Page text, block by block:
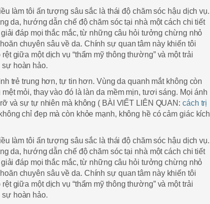
làm tôi ấn tượng sâu sắc là thái độ chăm sóc hậu dịch vụ.
da, hướng dẫn chế độ chăm sóc tại nhà một cách chi tiết
đáp mọi thắc mắc, từ những câu hỏi tưởng chừng nhỏ
chuyên sâu về da. Chính sự quan tâm này khiến tôi
giữa một dịch vụ “thẩm mỹ thông thường” và một trải
sự hoàn hảo.
trẻ trung hơn, tự tin hơn. Vùng da quanh mắt không còn
mỏi, thay vào đó là làn da mềm mịn, tươi sáng. Mọi ánh
và sự tự nhiên mà không ( BÀI VIẾT LIÊN QUAN: cách trị
chỉ đẹp mà còn khỏe mạnh, không hề có cảm giác kích
làm tôi ấn tượng sâu sắc là thái độ chăm sóc hậu dịch vụ.
da, hướng dẫn chế độ chăm sóc tại nhà một cách chi tiết
đáp mọi thắc mắc, từ những câu hỏi tưởng chừng nhỏ
chuyên sâu về da. Chính sự quan tâm này khiến tôi
giữa một dịch vụ “thẩm mỹ thông thường” và một trải
sự hoàn hảo.